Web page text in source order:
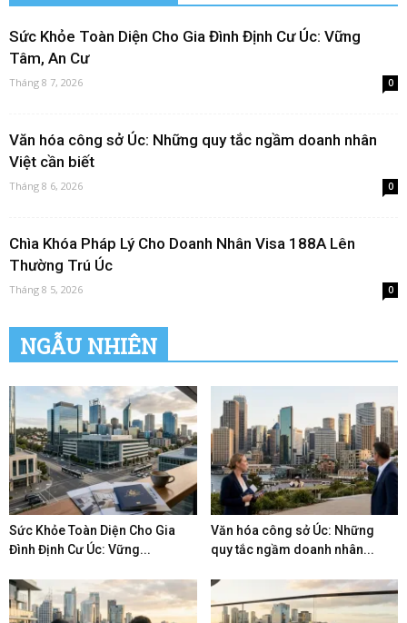
Sức Khỏe Toàn Diện Cho Gia Đình Định Cư Úc: Vững
Tâm, An Cư
Tháng 8 7, 2026 0
Văn hóa công sở Úc: Những quy tắc ngầm doanh nhân
Việt cần biết
Tháng 8 6, 2026 0
Chìa Khóa Pháp Lý Cho Doanh Nhân Visa 188A Lên
Thường Trú Úc
Tháng 8 5, 2026 0
NGẪU NHIÊN
Sức Khỏe Toàn Diện Cho Gia
Đình Định Cư Úc: Vững...
Văn hóa công sở Úc: Những
quy tắc ngầm doanh nhân...